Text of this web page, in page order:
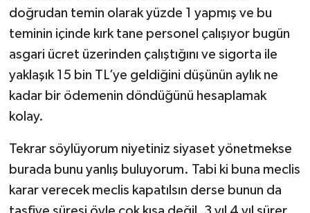
doğrudan temin olarak yüzde 1 yapmış ve bu
teminin içinde kırk tane personel çalışıyor bugün
asgari ücret üzerinden çalıştığını ve sigorta ile
yaklaşık 15 bin TL’ye geldiğini düşünün aylık ne
kadar bir ödemenin döndüğünü hesaplamak
kolay.
Tekrar söylüyorum niyetiniz siyaset yönetmekse
burada bunu yanlış buluyorum. Tabi ki buna meclis
karar verecek meclis kapatılsın derse bunun da